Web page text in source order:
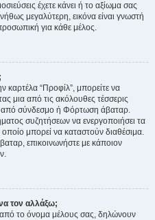
έχετε κάνει ή το αξίωμα σας
μεγαλύτερη, εικόνα είναι γνωστή
για κάθε μέλος.
“Προφίλ”, μπορείτε να
μια από τις ακόλουθες τέσσερις
σύνδεσμο ή Φόρτωση άβαταρ.
συζητήσεων να ενεργοποιήσει τα
μπορεί να καταστούν διαθέσιμα.
επικοινωνήστε με κάποιον
τον αλλάξω;
από το όνομα μέλους σας, δηλώνουν